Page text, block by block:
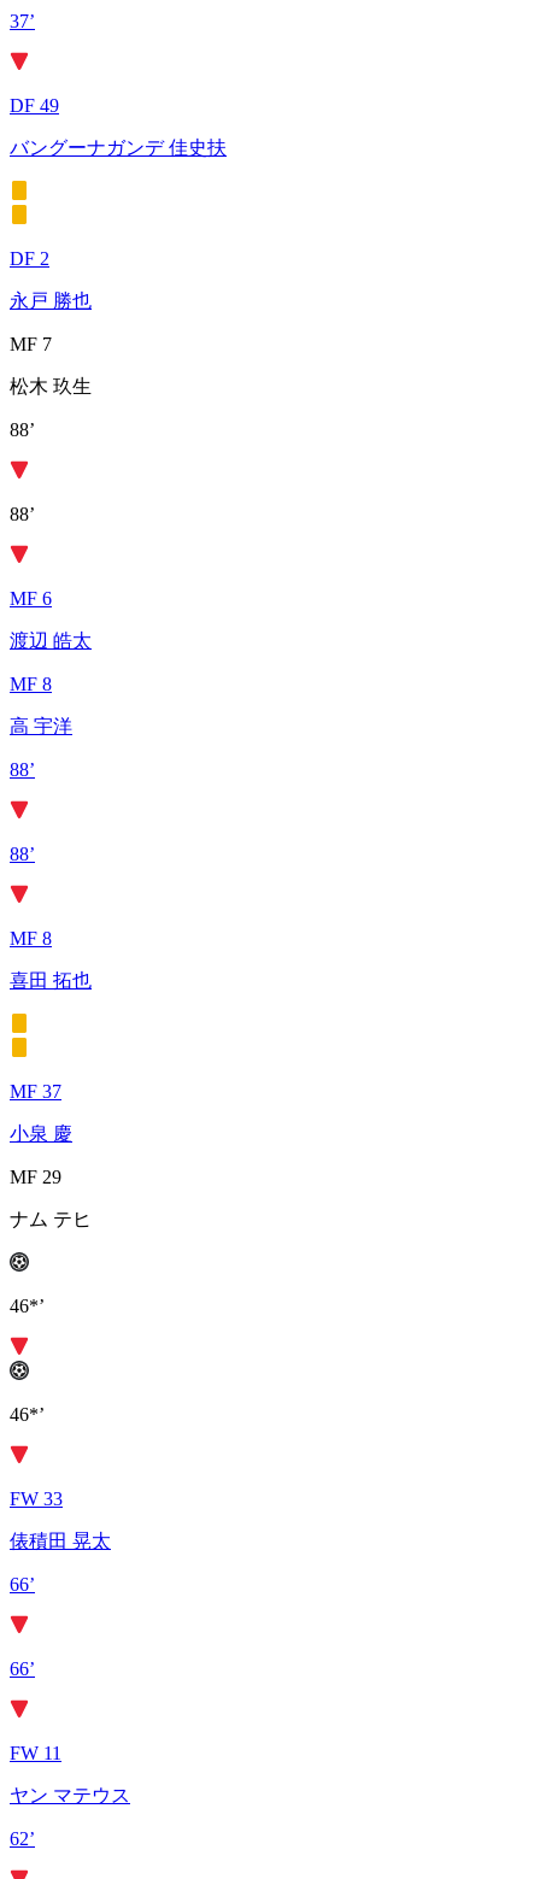
37’
DF 49
バングーナガンデ 佳史扶
DF 2
永戸 勝也
MF 7
松木 玖生
88’
88’
MF 6
渡辺 皓太
MF 8
高 宇洋
88’
88’
MF 8
喜田 拓也
MF 37
小泉 慶
MF 29
ナム テヒ
46*’
46*’
FW 33
俵積田 晃太
66’
66’
FW 11
ヤン マテウス
62’